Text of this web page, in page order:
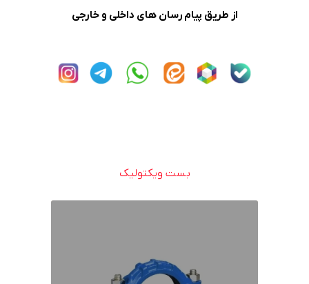
از طریق پیام رسان های داخلی و خارجی
بست ویکتولیک